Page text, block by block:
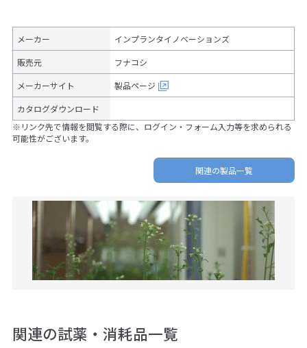
メーカー インプランタイノベーションズ
販売元 フナコシ
メーカーサイト 製品ページ
カタログダウンロード
※リンク先で情報を閲覧する際に、ログイン・フォーム入力等を求められる
可能性がございます。
関連の製品一覧
関連の試薬・消耗品一覧